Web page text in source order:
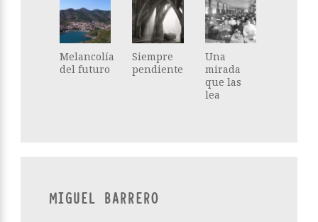
Melancolía
del futuro
Siempre
pendiente
Una
mirada
que las
lea
MIGUEL BARRERO